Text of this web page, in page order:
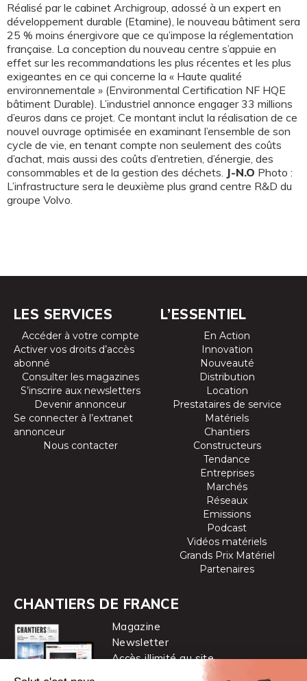
Réalisé par le cabinet Archigroup, adossé à un expert en
développement durable (Etamine), le nouveau bâtiment sera
25 % moins énergivore que ce qu’impose la réglementation
française. La conception du nouveau centre s’appuie en
effet sur les recommandations les plus récentes et les plus
exigeantes en ce qui concerne la « Haute qualité
environnementale » (Environmental Certification NF HQE
bâtiment Durable). L’industriel annonce engager 33 millions
d’euros dans ce projet. Ce montant inclut la réalisation de ce
nouvel ouvrage optimisée en examinant l’ensemble de son
cycle de vie, en tenant compte non seulement des coûts
d’achat, mais aussi des coûts d’entretien, d’énergie, des
consommables et de la gestion des déchets. J-N.O Photo :
L’infrastructure sera le deuxième plus grand centre R&D du
groupe Volvo.
LES SERVICES
Accéder à votre compte
Activer vos droits d’accès
abonné
Consulter les magazines
S’inscrire aux newsletters
Devenir annonceur
Se connecter à l’extranet
annonceur
Nous contacter
L’ESSENTIEL
En Action
Innovation
Nouveauté
Distribution
Location
Prestataires de service
Matériels
Chantiers
Constructeurs
Tendance
Entreprises
Marchés
Réseaux
Emissions
Podcast
Vidéos matériels
Grands Prix Matériel
Partenaires
CHANTIERS DE FRANCE
Magazine
Newsletter
Accès illimité au site